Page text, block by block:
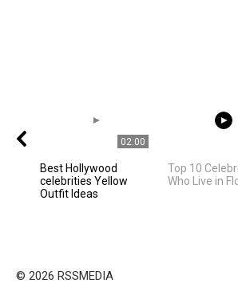
02:00
Best Hollywood
celebrities Yellow
Outfit Ideas
Top 10
Who Live in
© 2026 RSSMEDIA